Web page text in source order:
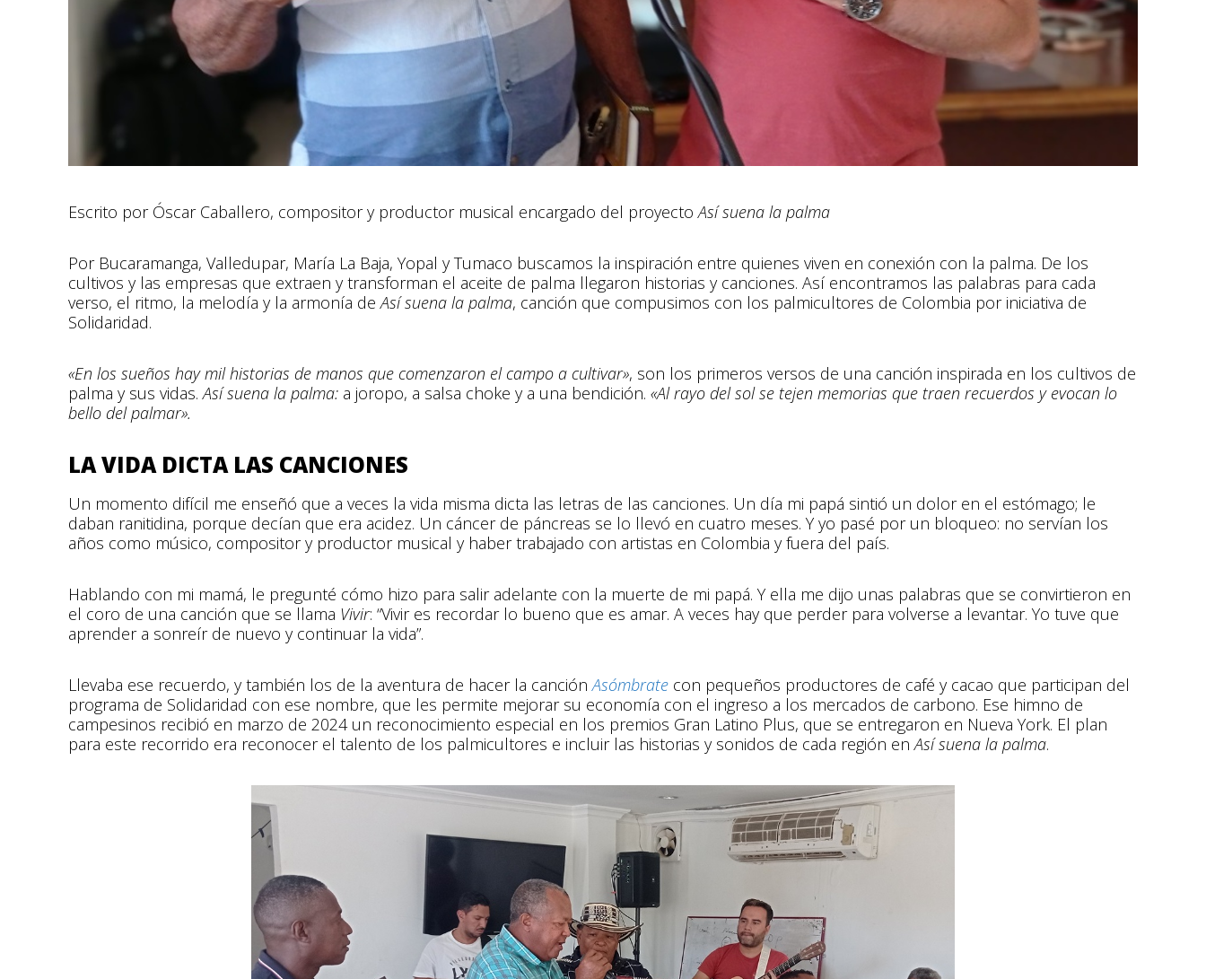
Escrito por Óscar Caballero, compositor y productor musical encargado del proyectoAsí suena la palma
Por Bucaramanga, Valledupar, María La Baja, Yopal y Tumaco buscamos la inspiración entre quienes viven en conexión con la palma. De los
cultivos y las empresas que extraen y transforman el aceite de palma llegaron historias y canciones. Así encontramos las palabras para cada
verso, el ritmo, la melodía y la armonía deAsí suena la palma, canción que compusimos con los palmicultores de Colombia por iniciativa de
Solidaridad.
«En los sueños hay mil historias de manos que comenzaron el campo a cultivar», son los primeros versos de una canción inspirada en los cultivos de
palma y sus vidas.Así suena la palma: a joropo, a salsa choke y a una bendición. «Al rayo del sol se tejen memorias que traen recuerdos y evocan lo
bello del palmar».
LA VIDA DICTA LAS CANCIONES
Un momento difícil me enseñó que a veces la vida misma dicta las letras de las canciones. Un día mi papá sintió un dolor en el estómago; le
daban ranitidina, porque decían que era acidez. Un cáncer de páncreas se lo llevó en cuatro meses. Y yo pasé por un bloqueo: no servían los
años como músico, compositor y productor musical y haber trabajado con artistas en Colombia y fuera del país.
Hablando con mi mamá, le pregunté cómo hizo para salir adelante con la muerte de mi papá. Y ella me dijo unas palabras que se convirtieron en
el coro de una canción que se llama Vivir: “Vivir es recordar lo bueno que es amar. A veces hay que perder para volverse a levantar. Yo tuve que
aprender a sonreír de nuevo y continuar la vida”.
Llevaba ese recuerdo, y también los de la aventura de hacer la canciónAsómbrate con pequeños productores de café y cacao que participan del
programa de Solidaridad con ese nombre, que les permite mejorar su economía con el ingreso a los mercados de carbono. Ese himno de
campesinos recibió en marzo de 2024 un reconocimiento especial en los premios Gran Latino Plus, que se entregaron en Nueva York. El plan
para este recorrido era reconocer el talento de los palmicultores e incluir las historias y sonidos de cada región enAsí suena la palma.